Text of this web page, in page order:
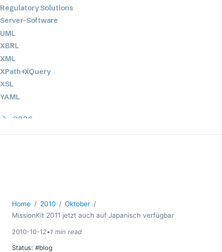
Regulatory Solutions
Server-Software
UML
XBRL
XML
XPath+XQuery
XSL
YAML
2026
2019
2018
2017
2016
Home 2010
Oktober
MissionKit 2011 jetzt auch auf Japanisch verfügbar
2010-10-12•1 min read
Status: #blog